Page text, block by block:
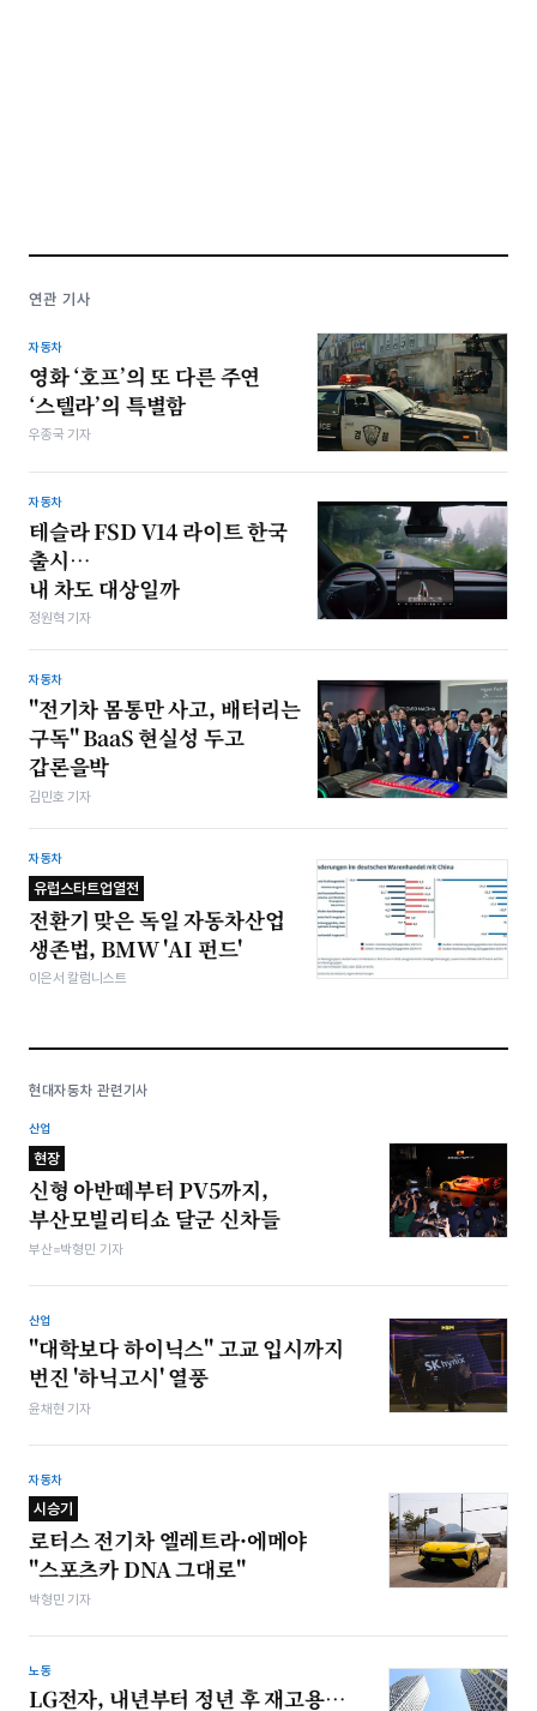
연관 기사
자동차
영화 ‘호프’의 또 다른 주연
‘스텔라’의 특별함
우종국 기자
자동차
테슬라 FSD V14 라이트 한국
출시…
내 차도 대상일까
정원혁 기자
자동차
"전기차 몸통만 사고, 배터리는
구독" BaaS 현실성 두고
갑론을박
김민호 기자
자동차
유럽스타트업열전
전환기 맞은 독일 자동차산업
생존법, BMW 'AI 펀드'
이은서 칼럼니스트
현대자동차 관련기사
산업
현장
신형 아반떼부터 PV5까지,
부산모빌리티쇼 달군 신차들
부산=박형민 기자
산업
"대학보다 하이닉스" 고교 입시까지
번진 '하닉고시' 열풍
윤채현 기자
자동차
시승기
로터스 전기차 엘레트라·에메야
"스포츠카 DNA 그대로"
박형민 기자
노동
LG전자, 내년부터 정년 후 재고용…